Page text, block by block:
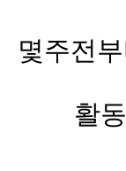
몇주전
활